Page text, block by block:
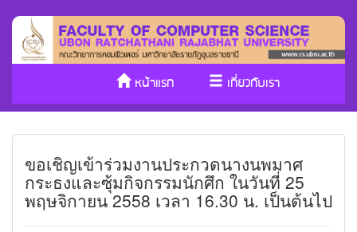
หน้าแรก
เกี่ยวกับเรา
ประกันคุณภาพ
วารสาร Cs
SDGs
ขอเชิญเข้าร่วมงานประกวดนางนพมาศ
กระธงและซุ้มกิจกรรมนักศึก ในวันที่ 25
พฤษจิกายน 2558 เวลา 16.30 น. เป็นต้นไป